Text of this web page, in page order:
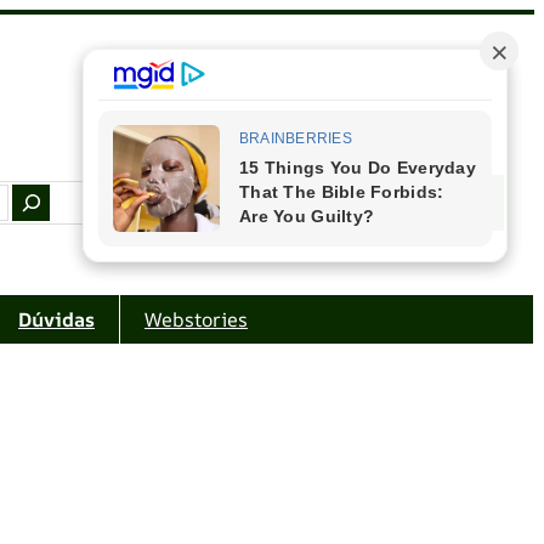
Facebook Instagram Youtube
Dúvidas Webstories